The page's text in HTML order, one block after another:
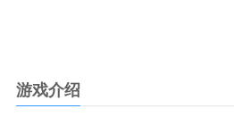
游戏介绍